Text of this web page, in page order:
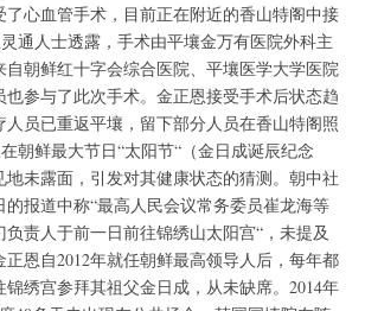
了心血管手术，目前正在附近的香山特阁中接
通人士透露，手术由平壤金万有医院外科主
自朝鲜红十字会综合医院、平壤医学大学医院
参与了此次手术。金正恩接受手术后状态趋
员已重返平壤，留下部分人员在香山特阁照
朝鲜最大节日“太阳节“（金日成诞辰纪念
地未露面，引发对其健康状态的猜测。朝中社
报道中称“最高人民会议常务委员崔龙海等
责人于前一日前往锦绣山太阳宫“，未提及
恩自2012年就任朝鲜最高领导人后，每年都
绣宫参拜其祖父金日成，从未缺席。2014年